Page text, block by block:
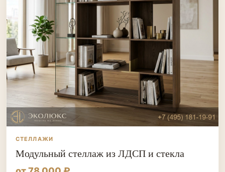
СТЕЛЛАЖИ
Модульный стеллаж из ЛДСП и стекла